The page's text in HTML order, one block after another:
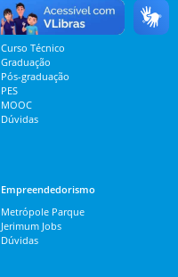
Ensino
Curso Técnico
Graduação
Pós-graduação
PES
MOOC
Dúvidas
Empreendedorismo
Metrópole Parque
Jerimum Jobs
Dúvidas